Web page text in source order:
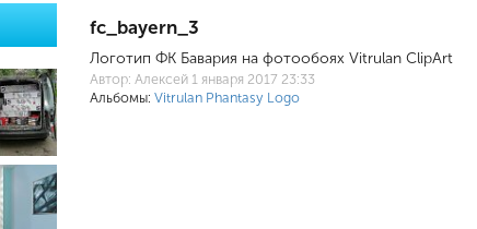
fc_bayern_3
Логотип ФК Бавария на фотообоях Vitrulan ClipArt
Автор: Алексей 1 января 2017 23:33
Альбомы: Vitrulan Phantasy Logo